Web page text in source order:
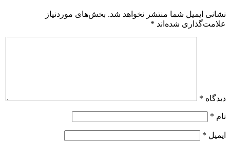
نشانی ایمیل شما منتشر نخواهد شد. بخش‌های موردنیاز
علامت‌گذاری شده‌اند *
دیدگاه *
نام *
ایمیل *